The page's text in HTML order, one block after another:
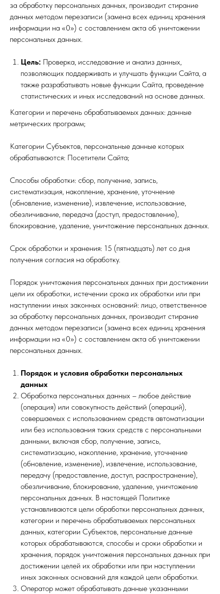
за обработку персональных данных, производит стирание
данных методом перезаписи (замена всех единиц хранения
информации на «0») с составлением акта об уничтожении
персональных данных.
Цель: Проверка, исследование и анализ данных,
позволяющих поддерживать и улучшать функции Сайта, а
также разрабатывать новые функции Сайта, проведение
статистических и иных исследований на основе данных.
Категории и перечень обрабатываемых данных: данные
метрических программ;
Категории Субъектов, персональные данные которых
обрабатываются: Посетители Сайта;
Способы обработки: сбор, получение, запись,
систематизация, накопление, хранение, уточнение
(обновление, изменение), извлечение, использование,
обезличивание, передача (доступ, предоставление),
блокирование, удаление, уничтожение персональных данных.
Срок обработки и хранения: 15 (пятнадцать) лет со дня
получения согласия на обработку.
Порядок уничтожения персональных данных при достижении
цели их обработки, истечении срока их обработки или при
наступлении иных законных оснований: лицо, ответственное
за обработку персональных данных, производит стирание
данных методом перезаписи (замена всех единиц хранения
информации на «0») с составлением акта об уничтожении
персональных данных.
Порядок и условия обработки персональных
данных
Обработка персональных данных – любое действие
(операция) или совокупность действий (операций),
совершаемых с использованием средств автоматизации
или без использования таких средств с персональными
данными, включая сбор, получение, запись,
систематизацию, накопление, хранение, уточнение
(обновление, изменение), извлечение, использование,
передачу (предоставление, доступ, распространение),
обезличивание, блокирование, удаление, уничтожение
персональных данных. В настоящей Политике
устанавливаются цели обработки персональных данных,
категории и перечень обрабатываемых персональных
данных, категории Субъектов, персональные данные
которых обрабатываются, способы и сроки обработки и
хранения, порядок уничтожения персональных данных при
достижении целей их обработки или при наступлении
иных законных оснований для каждой цели обработки.
Оператор может обрабатывать данные указанными